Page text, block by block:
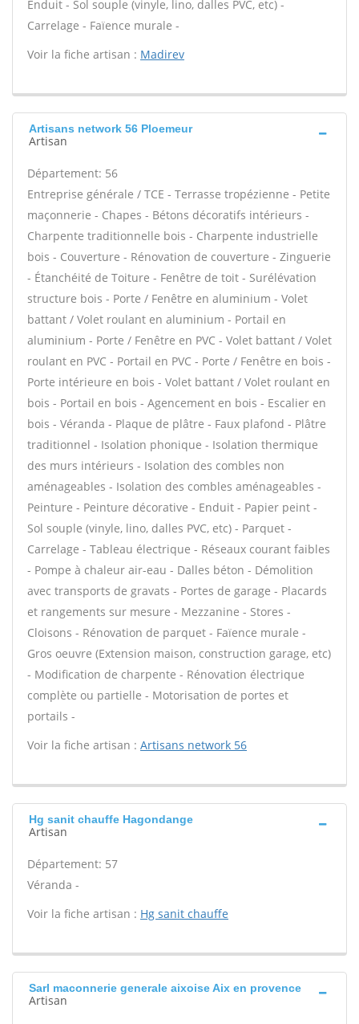
Enduit - Sol souple (vinyle, lino, dalles PVC, etc) -
Carrelage - Faïence murale -
Voir la fiche artisan : Madirev
Artisans network 56 Ploemeur
Artisan
Département: 56
Entreprise générale / TCE - Terrasse tropézienne - Petite
maçonnerie - Chapes - Bétons décoratifs intérieurs -
Charpente traditionnelle bois - Charpente industrielle
bois - Couverture - Rénovation de couverture - Zinguerie
- Étanchéité de Toiture - Fenêtre de toit - Surélévation
structure bois - Porte / Fenêtre en aluminium - Volet
battant / Volet roulant en aluminium - Portail en
aluminium - Porte / Fenêtre en PVC - Volet battant / Volet
roulant en PVC - Portail en PVC - Porte / Fenêtre en bois -
Porte intérieure en bois - Volet battant / Volet roulant en
bois - Portail en bois - Agencement en bois - Escalier en
bois - Véranda - Plaque de plâtre - Faux plafond - Plâtre
traditionnel - Isolation phonique - Isolation thermique
des murs intérieurs - Isolation des combles non
aménageables - Isolation des combles aménageables -
Peinture - Peinture décorative - Enduit - Papier peint -
Sol souple (vinyle, lino, dalles PVC, etc) - Parquet -
Carrelage - Tableau électrique - Réseaux courant faibles
- Pompe à chaleur air-eau - Dalles béton - Démolition
avec transports de gravats - Portes de garage - Placards
et rangements sur mesure - Mezzanine - Stores -
Cloisons - Rénovation de parquet - Faïence murale -
Gros oeuvre (Extension maison, construction garage, etc)
- Modification de charpente - Rénovation électrique
complète ou partielle - Motorisation de portes et
portails -
Voir la fiche artisan : Artisans network 56
Hg sanit chauffe Hagondange
Artisan
Département: 57
Véranda -
Voir la fiche artisan : Hg sanit chauffe
Sarl maconnerie generale aixoise Aix en provence
Artisan